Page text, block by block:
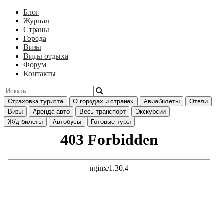
Блог
Журнал
Страны
Города
Визы
Виды отдыха
Форум
Контакты
Страховка туриста О городах и странах Авиабилеты
Отели
Визы
Аренда авто Весь транспорт
Экскурсии
Ж/д билеты
Автобусы Готовые туры